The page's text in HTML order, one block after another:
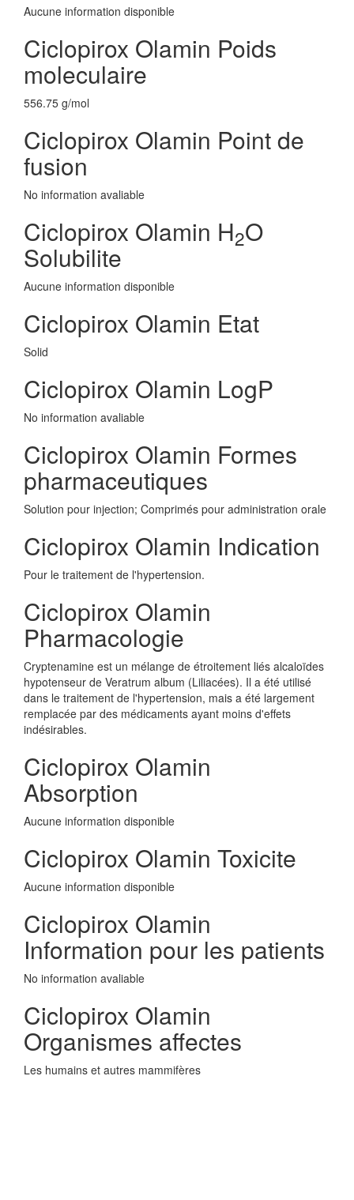
Aucune information disponible
Ciclopirox Olamin Poids
moleculaire
556.75 g/mol
Ciclopirox Olamin Point de
fusion
No information avaliable
Ciclopirox Olamin H2O
Solubilite
Aucune information disponible
Ciclopirox Olamin Etat
Solid
Ciclopirox Olamin LogP
No information avaliable
Ciclopirox Olamin Formes
pharmaceutiques
Solution pour injection; Comprimés pour administration orale
Ciclopirox Olamin Indication
Pour le traitement de l'hypertension.
Ciclopirox Olamin
Pharmacologie
Cryptenamine est un mélange de étroitement liés alcaloïdes
hypotenseur de Veratrum album (Liliacées). Il a été utilisé
dans le traitement de l'hypertension, mais a été largement
remplacée par des médicaments ayant moins d'effets
indésirables.
Ciclopirox Olamin
Absorption
Aucune information disponible
Ciclopirox Olamin Toxicite
Aucune information disponible
Ciclopirox Olamin
Information pour les patients
No information avaliable
Ciclopirox Olamin
Organismes affectes
Les humains et autres mammifères